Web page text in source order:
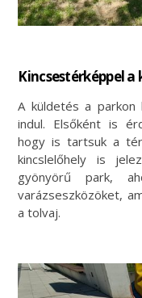
Kincsestérképpel a
A küldetés a parkon
indul. Elsőként is
hogy is tartsuk a
kincslelőhely is
gyönyörű park,
varázseszközöket,
a tolvaj.